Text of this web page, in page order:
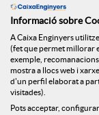
Informació sobre
A Caixa Enginyers
(fet que permet millorar
exemple,
mostra a llocs web i
d'un perfil elaborat a
visitades).
Pots acceptar,